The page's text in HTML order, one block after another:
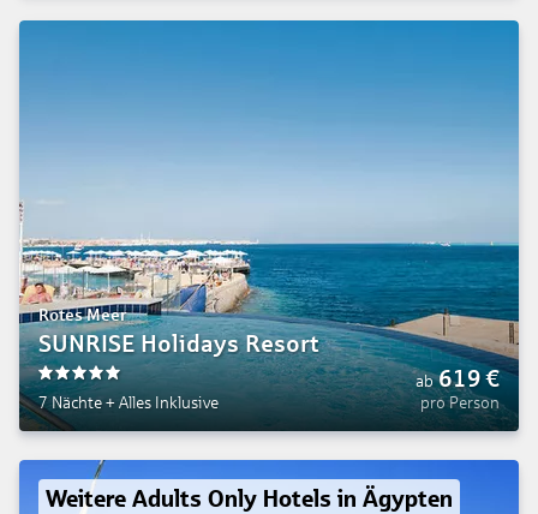
Rotes Meer
SUNRISE Holidays Resort
5
7 Nächte + Alles Inklusive
ab 619€
pro Person
Weitere Adults Only Hotels in Ägypten